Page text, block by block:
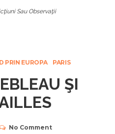
Sau Observaţii
PRIN EUROPA PARIS
ŞI
No Comment